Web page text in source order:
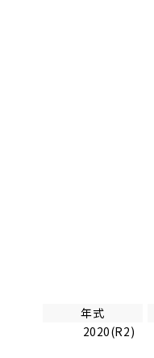
年式
2020(R2)